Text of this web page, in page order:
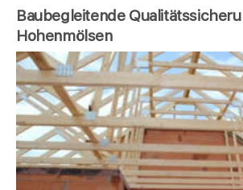
Baubegleitende
Hohenmölsen